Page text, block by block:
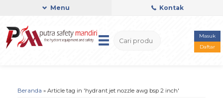
Menu Kontak
Masuk
Daftar
Beranda » Article tag in 'hydrant jet nozzle awg bsp 2 inch'